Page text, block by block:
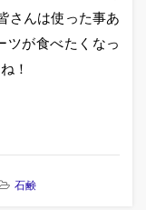
さんは使った事あ
ツが食べたくなっ
！
石鹸